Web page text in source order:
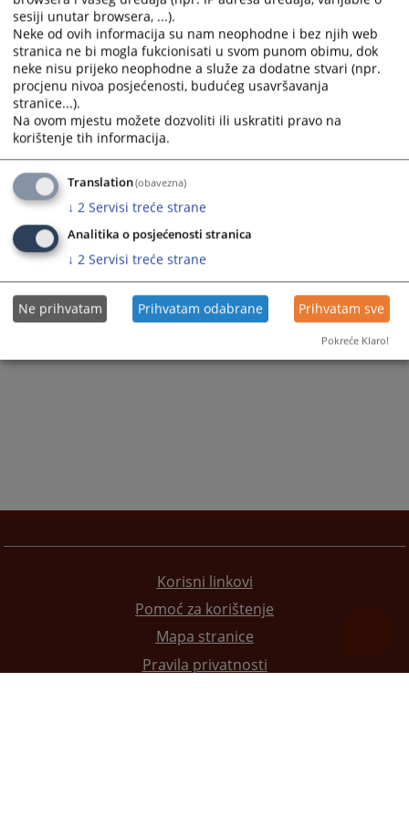
Slike
Krivična oblast
Privredna oblast
Prekršajna oblast
Korisni linkovi
Pomoć za korištenje
Mapa stranice
Pravila privatnosti
sesiji unutar browsera, ...).
Neke od ovih informacija su nam neophodne i bez njih web
stranica ne bi mogla fukcionisati u svom punom obimu, dok
neke nisu prijeko neophodne a služe za dodatne stvari (npr.
procjenu nivoa posjećenosti, budućeg usavršavanja
stranice...).
Na ovom mjestu možete dozvoliti ili uskratiti pravo na
korištenje tih informacija.
Translation(obavezna)
↓ 2 Servisi treće strane
Analitika o posjećenosti stranica
↓ 2 Servisi treće strane
Ne prihvatam Prihvatam odabrane Prihvatam sve
Pokreće Klaro!